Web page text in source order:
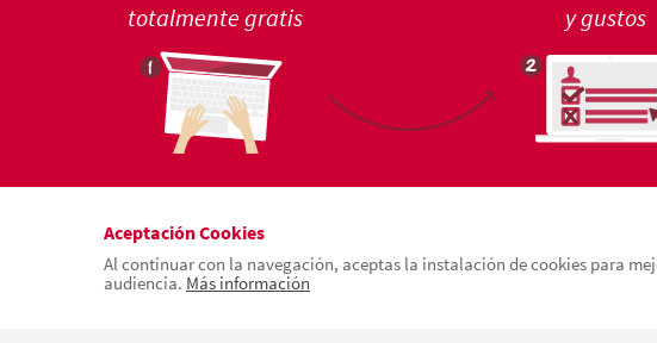
totalmente gratis
y gustos
Aceptación Cookies
Al continuar con la navegación, aceptas la instalación de cookies para
audiencia. Más información